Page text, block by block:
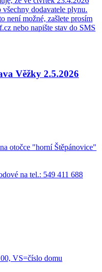
dodavatele plynu.
není možné, zašlete prosím
nebo napište stav do SMS
Věžky 2.5.2026
otočce "horní Štěpánovice"
na tel.: 549 411 688
VS=číslo domu